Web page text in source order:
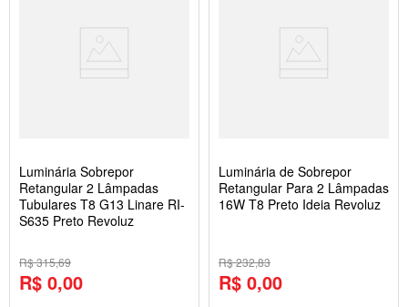
Luminária Sobrepor
Retangular 2 Lâmpadas
Tubulares T8 G13 Linare RI-
S635 Preto Revoluz
R$ 315,69
R$ 0,00
Luminária de Sobrepor
Retangular Para 2 Lâmpadas
16W T8 Preto Ideia Revoluz
R$ 232,83
R$ 0,00